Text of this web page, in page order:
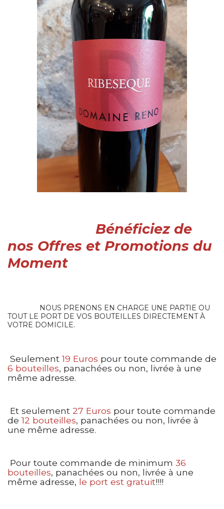
Bénéficiez de
nos Offres et Promotions du
Moment
NOUS PRENONS EN CHARGE UNE PARTIE OU
TOUT LE PORT DE VOS BOUTEILLES DIRECTEMENT À
VOTRE DOMICILE.
Seulement 19 Euros pour toute commande de
6 bouteilles, panachées ou non, livrée à une
même adresse.
Et seulement 27 Euros pour toute commande
de 12 bouteilles, panachées ou non, livrée à
une même adresse.
Pour toute commande de minimum 36
bouteilles, panachées ou non, livrée à une
même adresse, le port est gratuit!!!!